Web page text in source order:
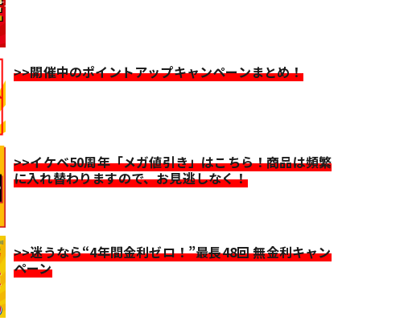
>>開催中のポイントアップキャンペーンまとめ！
>>イケベ50周年「メガ値引き」はこちら！商品は頻繁
に入れ替わりますので、お見逃しなく！
>>迷うなら“4年間金利ゼロ！”最長48回 無金利キャン
ペーン